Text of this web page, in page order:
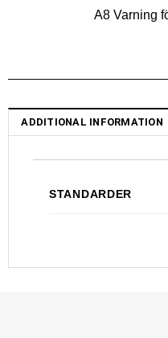
A8 Varning
ADDITIONAL INFORMATION
STANDARDER